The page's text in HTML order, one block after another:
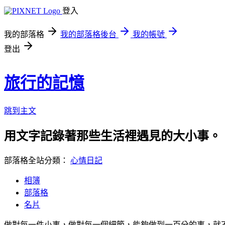
登入
我的部落格 我的部落格後台
我的帳號
登出
旅行的記憶
跳到主文
用文字記錄著那些生活裡遇見的大小事。
部落格全站分類： 心情日記
相簿
部落格
名片